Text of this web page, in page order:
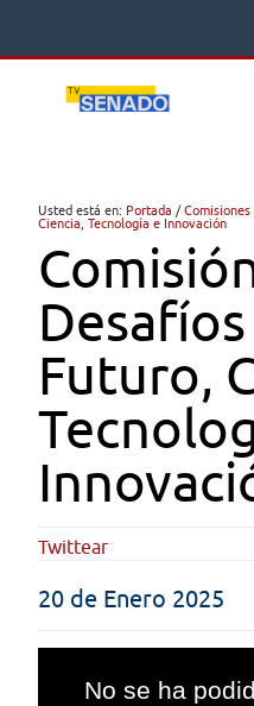
Usted está en: Portada /Comisiones
Ciencia, Tecnología e Innovación
Futuro,
Twittear
20 de Enero 2025
No se ha